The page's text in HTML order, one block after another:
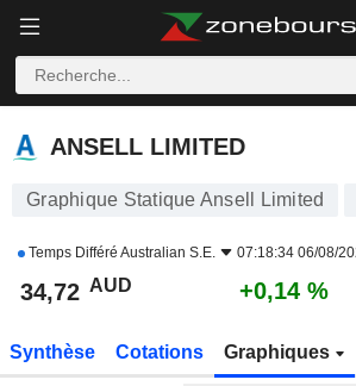
ANSELL LIMITED
ANSELL LIMITED
Graphique Statique Ansell Limited
Temps Différé Australian S.E. 07:18:34 06/08/
34,72 AUD +0,14 %
Synthèse Cotations Graphiques